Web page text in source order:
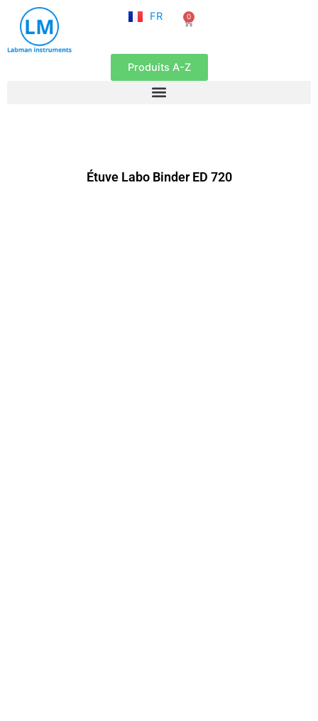
contenu
FR
EN
0
Panier
Produits A-Z
Étuve Labo Binder ED 720